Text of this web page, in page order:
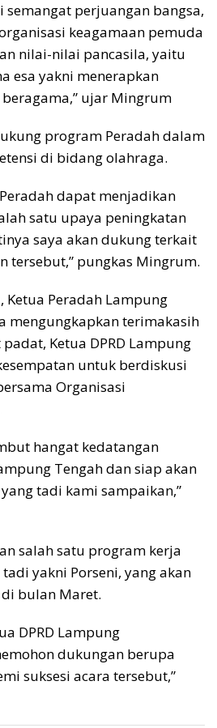
semangat perjuangan bangsa,
keagamaan pemuda
nilai-nilai pancasila, yaitu
esa yakni menerapkan
ujar Mingrum
program Peradah dalam
di bidang olahraga.
dapat menjadikan
satu upaya peningkatan
saya akan dukung terkait
tersebut,” pungkas Mingrum.
Ketua Peradah Lampung
mengungkapkan terimakasih
Ketua DPRD Lampung
untuk berdiskusi
Organisasi
hangat kedatangan
Tengah dan siap akan
tadi kami sampaikan,”
salah satu program kerja
yakni Porseni, yang akan
bulan Maret.
DPRD Lampung
dukungan berupa
suksesi acara tersebut,”